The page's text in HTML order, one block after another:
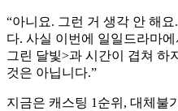
“아니요. 그런 거 생각 안 해
다. 사실 이번에 일일드라마
그린 달빛>과 시간이 겹쳐 하
것은 아닙니다.”
지금은 캐스팅 1순위, 대체불